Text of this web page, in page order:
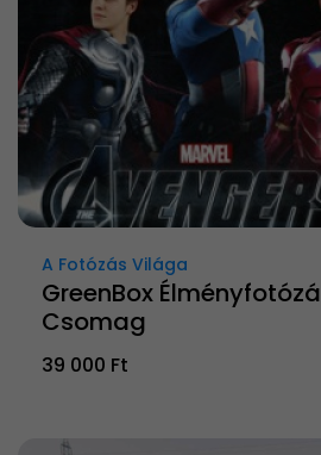
A Fotózás Világa
GreenBox
Csomag
39 000 Ft